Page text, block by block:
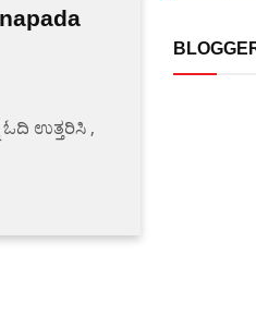
ಓದಿ ಉತ್ತರಿಸಿ ,